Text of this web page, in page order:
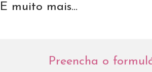
E muito mais...
Preencha o